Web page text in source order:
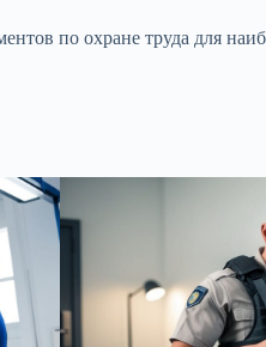
по охране труда для